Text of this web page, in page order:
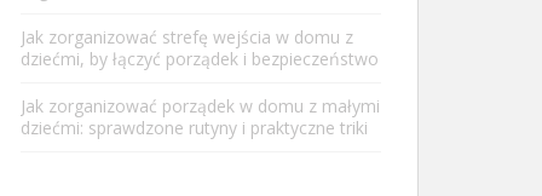
Jak zorganizować strefę wejścia w domu z
dziećmi, by łączyć porządek i bezpieczeństwo
Jak zorganizować porządek w domu z małymi
dziećmi: sprawdzone rutyny i praktyczne triki